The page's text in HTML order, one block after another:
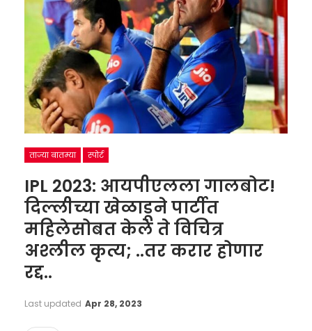
ताज्या बातम्या स्पोर्ट
IPL 2023: आयपीएलला गालबोट!
दिल्लीच्या खेळाडूने पार्टीत
महिलेसोबत केले ते विचित्र
अश्लील कृत्य; ..तर करार होणार
रद्द..
Last updated Apr 28, 2023